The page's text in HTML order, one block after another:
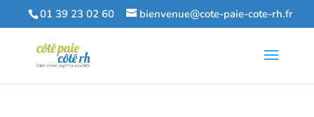
01 39 23 02 60 bienvenue@cote-paie-cote-rh.fr